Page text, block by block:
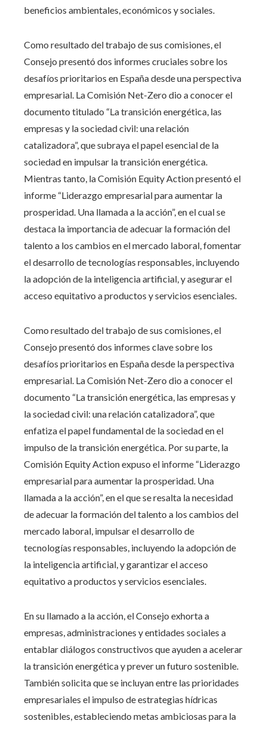
beneficios ambientales, económicos y sociales.
Como resultado del trabajo de sus comisiones, el
Consejo presentó dos informes cruciales sobre los
desafíos prioritarios en España desde una perspectiva
empresarial. La Comisión Net-Zero dio a conocer el
documento titulado “La transición energética, las
empresas y la sociedad civil: una relación
catalizadora”, que subraya el papel esencial de la
sociedad en impulsar la transición energética.
Mientras tanto, la Comisión Equity Action presentó el
informe “Liderazgo empresarial para aumentar la
prosperidad. Una llamada a la acción”, en el cual se
destaca la importancia de adecuar la formación del
talento a los cambios en el mercado laboral, fomentar
el desarrollo de tecnologías responsables, incluyendo
la adopción de la inteligencia artificial, y asegurar el
acceso equitativo a productos y servicios esenciales.
Como resultado del trabajo de sus comisiones, el
Consejo presentó dos informes clave sobre los
desafíos prioritarios en España desde la perspectiva
empresarial. La Comisión Net-Zero dio a conocer el
documento “La transición energética, las empresas y
la sociedad civil: una relación catalizadora”, que
enfatiza el papel fundamental de la sociedad en el
impulso de la transición energética. Por su parte, la
Comisión Equity Action expuso el informe “Liderazgo
empresarial para aumentar la prosperidad. Una
llamada a la acción”, en el que se resalta la necesidad
de adecuar la formación del talento a los cambios del
mercado laboral, impulsar el desarrollo de
tecnologías responsables, incluyendo la adopción de
la inteligencia artificial, y garantizar el acceso
equitativo a productos y servicios esenciales.
En su llamado a la acción, el Consejo exhorta a
empresas, administraciones y entidades sociales a
entablar diálogos constructivos que ayuden a acelerar
la transición energética y prever un futuro sostenible.
También solicita que se incluyan entre las prioridades
empresariales el impulso de estrategias hídricas
sostenibles, estableciendo metas ambiciosas para la